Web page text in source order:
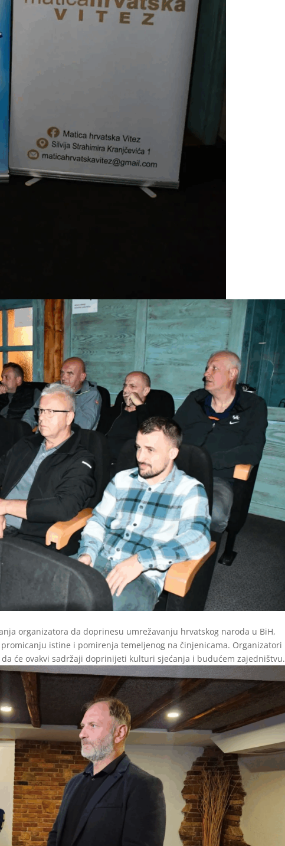
organizatora da doprinesu umrežavanju hrvatskog naroda u BiH,
istine i pomirenja temeljenog na činjenicama. Organizatori
će ovakvi sadržaji doprinijeti kulturi sjećanja i budućem zajedništvu.